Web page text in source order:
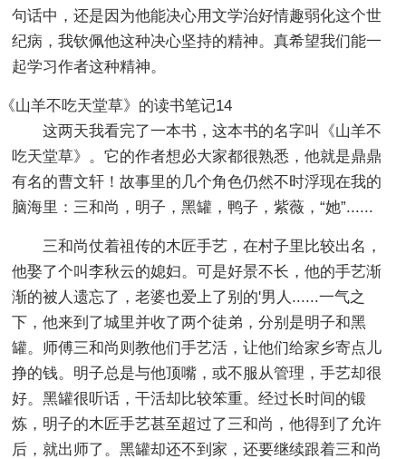
句话中，还是因为他能决心用文学治好情趣弱化这个世
纪病，我钦佩他这种决心坚持的精神。真希望我们能一
起学习作者这种精神。
《山羊不吃天堂草》的读书笔记14
这两天我看完了一本书，这本书的名字叫《山羊不
吃天堂草》。它的作者想必大家都很熟悉，他就是鼎鼎
有名的曹文轩！故事里的几个角色仍然不时浮现在我的
脑海里：三和尚，明子，黑罐，鸭子，紫薇，“她”......
三和尚仗着祖传的木匠手艺，在村子里比较出名，
他娶了个叫李秋云的媳妇。可是好景不长，他的手艺渐
渐的被人遗忘了，老婆也爱上了别的'男人......一气之
下，他来到了城里并收了两个徒弟，分别是明子和黑
罐。师傅三和尚则教他们手艺活，让他们给家乡寄点儿
挣的钱。明子总是与他顶嘴，或不服从管理，手艺却很
好。黑罐很听话，干活却比较笨重。经过长时间的锻
炼，明子的木匠手艺甚至超过了三和尚，他得到了允许
后，就出师了。黑罐却还不到家，还要继续跟着三和尚